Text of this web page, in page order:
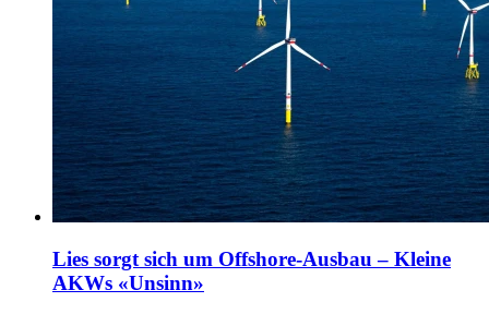
Lies sorgt sich um Offshore-Ausbau – Kleine
AKWs «Unsinn»